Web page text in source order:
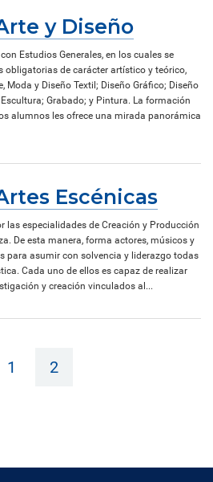
y Diseño
Estudios Generales, en los cuales se
obligatorias de carácter artístico y teórico,
Moda y Diseño Textil; Diseño Gráfico; Diseño
Grabado; y Pintura. La formación
alumnos les ofrece una mirada panorámica
Escénicas
especialidades de Creación y Producción
De esta manera, forma actores, músicos y
para asumir con solvencia y liderazgo todas
Cada uno de ellos es capaz de realizar
y creación vinculados al...
1 2